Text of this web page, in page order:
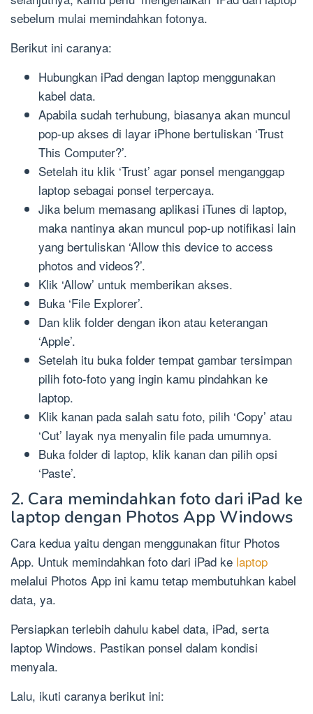
sebelum mulai memindahkan fotonya.
Berikut ini caranya:
Hubungkan iPad dengan laptop menggunakan
kabel data.
Apabila sudah terhubung, biasanya akan muncul
pop-up akses di layar iPhone bertuliskan ‘Trust
This Computer?’.
Setelah itu klik ‘Trust’ agar ponsel menganggap
laptop sebagai ponsel terpercaya.
Jika belum memasang aplikasi iTunes di laptop,
maka nantinya akan muncul pop-up notifikasi lain
yang bertuliskan ‘Allow this device to access
photos and videos?’.
Klik ‘Allow’ untuk memberikan akses.
Buka ‘File Explorer’.
Dan klik folder dengan ikon atau keterangan
‘Apple’.
Setelah itu buka folder tempat gambar tersimpan
pilih foto-foto yang ingin kamu pindahkan ke
laptop.
Klik kanan pada salah satu foto, pilih ‘Copy’ atau
‘Cut’ layak nya menyalin file pada umumnya.
Buka folder di laptop, klik kanan dan pilih opsi
‘Paste’.
2. Cara memindahkan foto dari iPad ke
laptop dengan Photos App Windows
Cara kedua yaitu dengan menggunakan fitur Photos
App. Untuk memindahkan foto dari iPad ke laptop
melalui Photos App ini kamu tetap membutuhkan kabel
data, ya.
Persiapkan terlebih dahulu kabel data, iPad, serta
laptop Windows. Pastikan ponsel dalam kondisi
menyala.
Lalu, ikuti caranya berikut ini: